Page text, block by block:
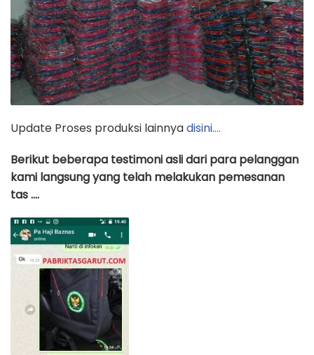
Update Proses produksi lainnyadisini….
Berikut beberapa testimoni asli dari para pelanggan
kami langsung yang telah melakukan pemesanan
tas ….